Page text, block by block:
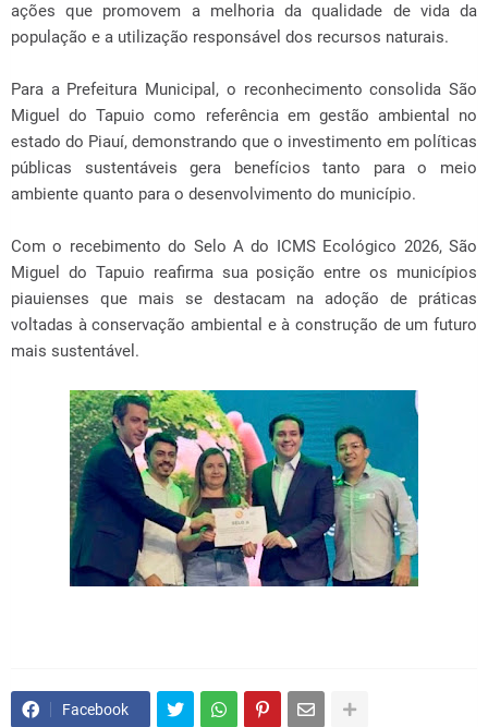
ações que promovem a melhoria da qualidade de vida da
população e a utilização responsável dos recursos naturais.
Para a Prefeitura Municipal, o reconhecimento consolida São
Miguel do Tapuio como referência em gestão ambiental no
estado do Piauí, demonstrando que o investimento em políticas
públicas sustentáveis gera benefícios tanto para o meio
ambiente quanto para o desenvolvimento do município.
Com o recebimento do Selo A do ICMS Ecológico 2026, São
Miguel do Tapuio reafirma sua posição entre os municípios
piauienses que mais se destacam na adoção de práticas
voltadas à conservação ambiental e à construção de um futuro
mais sustentável.
Facebook